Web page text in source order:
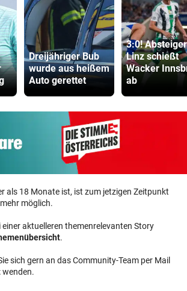
Dreijähriger Bub
wurde aus heißem
Auto gerettet
3:0!
Linz schießt
Wacker
ab
als 18 Monate ist, ist zum jetzigen Zeitpunkt
möglich.
einer aktuelleren themenrelevanten Story
.
sich gern an das Community-Team per Mail
wenden.